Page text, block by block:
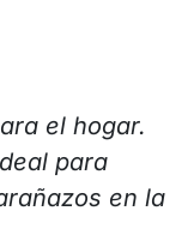
el hogar.
para
en la